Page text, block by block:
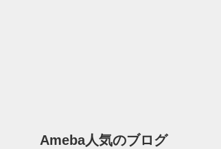
Ameba人気のブログ